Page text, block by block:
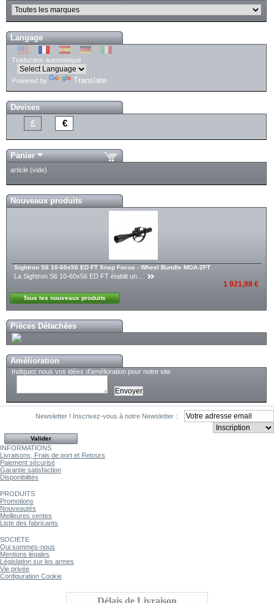
Langage
Traduction automatique :
Powered by Translate
Devises
£ €
Panier
article (vide)
Nouveaux produits
Sightron S6 10-60x56 ED FT Snap Focus - Wheel Bundle MOA-2FT
La Sightron S6 10-60x56 ED FT établit un...
1 921,98 €
Tous les nouveaux produits
Pièces Détachées
Amélioration
Indiquez nous vos idées d'amélioration pour notre site
Newsletter ! Inscrivez-vous à notre Newsletter :
INFORMATIONS
Livraisons, Frais de port et Retours
Paiement sécurisé
Garantie satisfaction
Disponibilités
PRODUITS
Promotions
Nouveautés
Meilleures ventes
Liste des fabricants
SOCIETE
Qui sommes-nous
Mentions légales
Législation sur les armes
Vie privée
Configuration Cookie
Délais de Livraison